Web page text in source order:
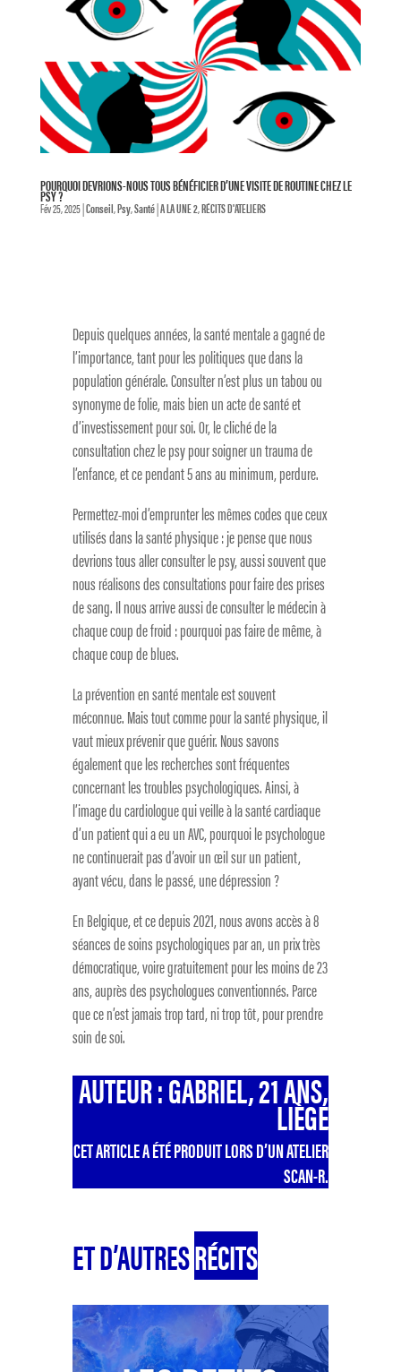
POURQUOI DEVRIONS-NOUS TOUS BÉNÉFICIER D’UNE VISITE DE ROUTINE CHEZ LE
PSY ?
Fév 25, 2025|Conseil,Psy,Santé|A LA UNE 2,RÉCITS D'ATELIERS
Depuis quelques années, la santé mentale a gagné de
l’importance, tant pour les politiques que dans la
population générale. Consulter n’est plus un tabou ou
synonyme de folie, mais bien un acte de santé et
d’investissement pour soi. Or, le cliché de la
consultation chez le psy pour soigner un trauma de
l’enfance, et ce pendant 5 ans au minimum, perdure.
Permettez-moi d’emprunter les mêmes codes que ceux
utilisés dans la santé physique : je pense que nous
devrions tous aller consulter le psy, aussi souvent que
nous réalisons des consultations pour faire des prises
de sang. Il nous arrive aussi de consulter le médecin à
chaque coup de froid : pourquoi pas faire de même, à
chaque coup de blues.
La prévention en santé mentale est souvent
méconnue. Mais tout comme pour la santé physique, il
vaut mieux prévenir que guérir. Nous savons
également que les recherches sont fréquentes
concernant les troubles psychologiques. Ainsi, à
l’image du cardiologue qui veille à la santé cardiaque
d’un patient qui a eu un AVC, pourquoi le psychologue
ne continuerait pas d’avoir un œil sur un patient,
ayant vécu, dans le passé, une dépression ?
En Belgique, et ce depuis 2021, nous avons accès à 8
séances de soins psychologiques par an, un prix très
démocratique, voire gratuitement pour les moins de 23
ans, auprès des psychologues conventionnés. Parce
que ce n’est jamais trop tard, ni trop tôt, pour prendre
soin de soi.
AUTEUR : GABRIEL, 21 ANS,
LIÈGE
CET ARTICLE A ÉTÉ PRODUIT LORS D’UN ATELIER
SCAN-R.
ET D’AUTRESRÉCITS